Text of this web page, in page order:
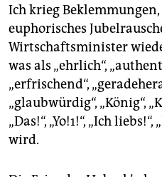
Ich krieg
euphorisches
Wirtschaftsminister
was als „ehrlich“,
„erfrischend“,
„glaubwürdig“, „König“,
„Das!“, „Yo!1!“, „Ich
wird.